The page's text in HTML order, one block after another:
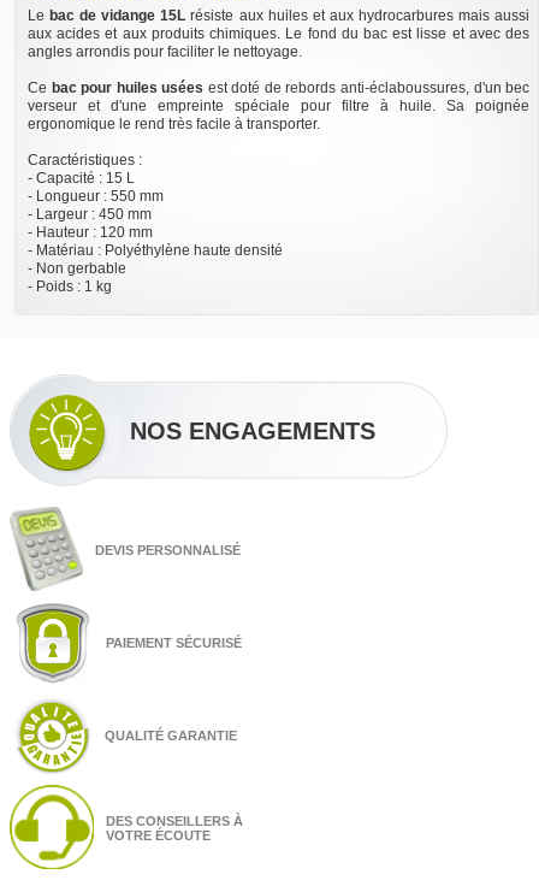
Le bac de vidange 15L résiste aux huiles et aux hydrocarbures mais aussi
aux acides et aux produits chimiques. Le fond du bac est lisse et avec des
angles arrondis pour faciliter le nettoyage.
Ce bac pour huiles usées est doté de rebords anti-éclaboussures, d'un bec
verseur et d'une empreinte spéciale pour filtre à huile. Sa poignée
ergonomique le rend très facile à transporter.
Caractéristiques :
- Capacité : 15 L
- Longueur : 550 mm
- Largeur : 450 mm
- Hauteur : 120 mm
- Matériau : Polyéthylène haute densité
- Non gerbable
- Poids : 1 kg
NOS ENGAGEMENTS
DEVIS PERSONNALISÉ
PAIEMENT SÉCURISÉ
QUALITÉ GARANTIE
DES CONSEILLERS À
VOTRE ÉCOUTE